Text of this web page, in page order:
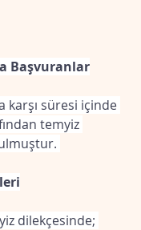
Başvuranlar
karşı süresi içinde
temyiz
dilekçesinde;